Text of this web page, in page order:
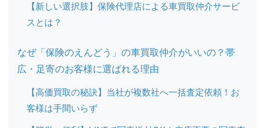
【新しい選択肢】保険代理店による車買取仲介サービ
スとは？
なぜ「保険のえんどう」の車買取仲介がいいの？帯
広・足寄のお客様に選ばれる理由
【高価買取の秘訣】当社が複数社へ一括査定依頼！お
客様は手間いらず